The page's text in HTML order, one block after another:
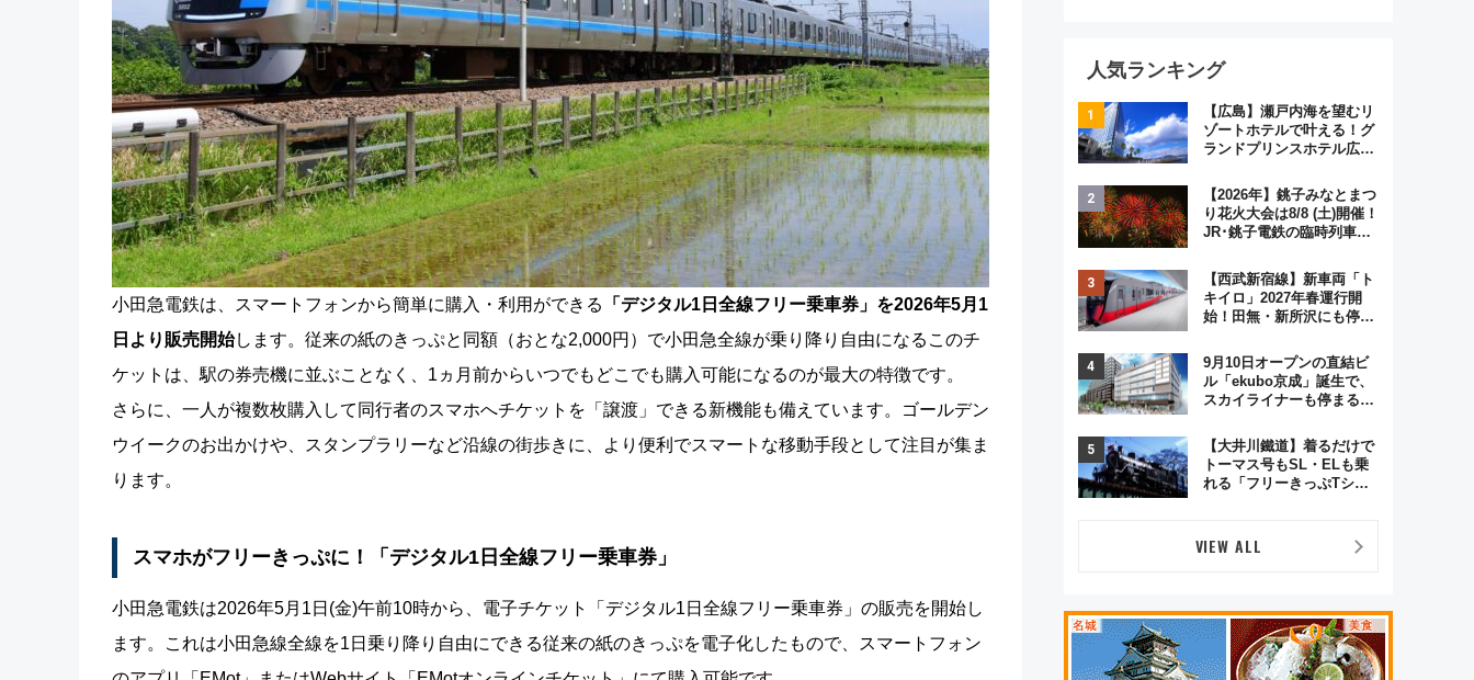
小田急電鉄は、スマートフォンから簡単に購入・利用ができる
「デジタル1日全線フリー乗車券」を2026年5月1
日より販売開始します。従来の紙のきっぷと同額（おとな2,000円）で小田急全線が乗り降り自由になるこのチ
ケットは、駅の券売機に並ぶことなく、1ヵ月前からいつでもどこでも購入可能になるのが最大の特徴です。
さらに、一人が複数枚購入して同行者のスマホへチケットを「譲渡」できる新機能も備えています。ゴールデン
ウイークのお出かけや、スタンプラリーなど沿線の街歩きに、より便利でスマートな移動手段として注目が集ま
ります。
スマホがフリーきっぷに！「デジタル1日全線フリー乗車券」
小田急電鉄は2026年5月1日(金)午前10時から、電子チケット「デジタル1日全線フリー乗車券」の販売を開始し
ます。これは小田急線全線を1日乗り降り自由にできる従来の紙のきっぷを電子化したもので、スマートフォン
人気ランキング
【広島】瀬戸内海を望むリ
ゾートホテルで叶える！グ
ランドプリンスホテル広島
ジュアルパーティープラン
【2026年】銚子みなとまつ
り花火大会は8/8 (土)開催！
JR･銚子電鉄の臨時列車や
く8,000発の大迫力＆屋台
を満喫
【西武新宿線】新車両「ト
キイロ」2027年春運行開
始！田無・新所沢にも停
弾」も
9月10日オープンの直結ビ
ル「ekubo京成」誕生で、
スカイライナーも停まる巨
変わる？ 全テナント情報も
公開！
【大井川鐵道】着るだけで
トーマス号もSL・ELも乗
れる「フリーきっぷTシャ
VIEW ALL